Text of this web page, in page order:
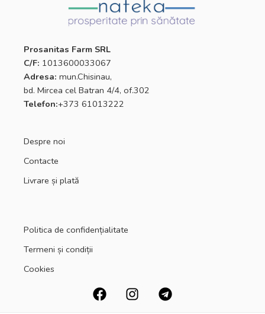
Prosanitas Farm SRL
C/F: 1013600033067
Adresa: mun.Chisinau,
bd. Mircea cel Batran 4/4, of.302
Telefon:+373 61013222
Despre noi
Contacte
Livrare și plată
Politica de confidențialitate
Termeni și condiții
Cookies